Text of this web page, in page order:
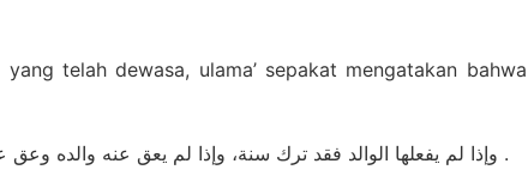
telah dewasa, ulama’ sepakat mengatakan bahwa
وإذا لم يفعلها الوالد فقد ترك سنة، وإذا لم يعق عنه والده وعق عن نفسه فلا بأس بذلك فيما أرى، والله أعلم .